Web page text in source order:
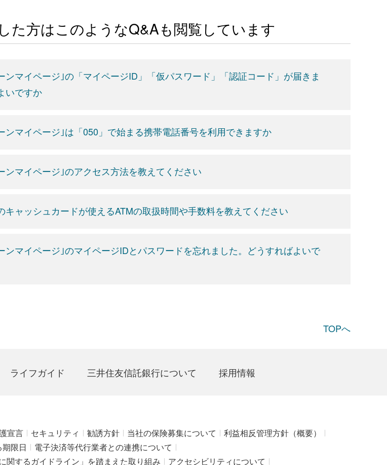
た方はこのようなQ&Aも閲覧しています
ンマイページ｣の「マイページID」「仮パスワード」「認証コード」が届きま
いですか
ンマイページ｣は「050」で始まる携帯電話番号を利用できますか
ンマイページ｣のアクセス方法を教えてください
キャッシュカードが使えるATMの取扱時間や手数料を教えてください
ンマイページ｣のマイページIDとパスワードを忘れました。どうすればよいで
TOPへ
ライフガイド 三井住友信託銀行について 採用情報
宣言 セキュリティ 勧誘方針 当社の保険募集について
利益相反管理方針（概要）
限日
電子決済等代行業者との連携について
関するガイドライン」を踏まえた取り組み
アクセシビリティについて